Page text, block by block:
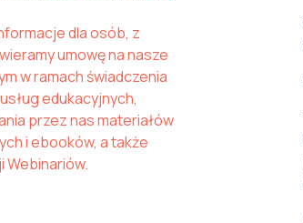
dla osób, z
umowę na nasze
w ramach świadczenia
edukacyjnych,
przez nas materiałów
i ebooków, a także
Webinariów.